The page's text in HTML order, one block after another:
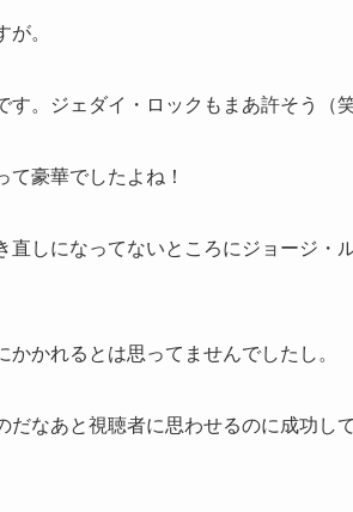
。
。ジェダイ・ロックもまあ許そう（笑
豪華でしたよね！
しになってないところにジョージ・
かれるとは思ってませんでしたし。
なあと視聴者に思わせるのに成功し